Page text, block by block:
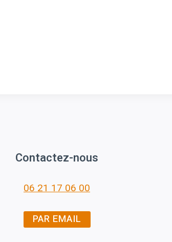
Contactez-nous
06 21 17 06 00
PAR EMAIL